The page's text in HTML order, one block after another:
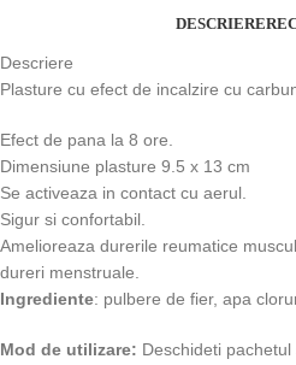
DESCRIERE
Descriere
Plasture cu efect de incalzire cu
Efect de pana la 8 ore.
Dimensiune plasture 9.5 x 13 cm
Se activeaza in contact cu aerul.
Sigur si confortabil.
Amelioreaza durerile reumatice
dureri menstruale.
Ingrediente: pulbere de fier, apa
Mod de utilizare: Deschideti